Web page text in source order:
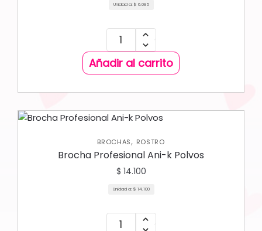
Unidad a: $ 6.085
Añadir al carrito
BROCHAS, ROSTRO
Brocha Profesional Ani-k Polvos
$ 14.100
Unidad a: $ 14.100